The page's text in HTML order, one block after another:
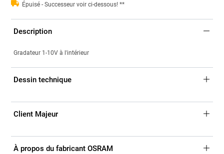
Épuisé - Successeur voir ci-dessous! **
Description
Gradateur 1-10V à l'intérieur
Dessin technique
Client Majeur
À propos du fabricant OSRAM